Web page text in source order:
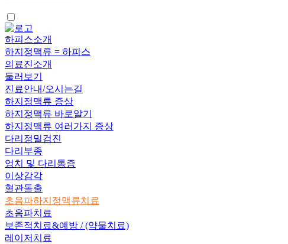
하피스소개
하지정맥류 = 하피스
의료진소개
둘러보기
진료안내/오시는길
하지정맥류 증상
하지정맥류 바로알기
하지정맥류 여러가지 증상
다리정밀검진
다리부종
엉치 및 다리통증
이상감각
혈관돌출
초음파하지정맥류치료
초음파치료
보존적치료&예방 / (약물치료)
레이저치료